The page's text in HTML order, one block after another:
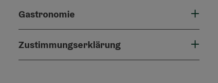
Gastronomie
Zustimmungserklärung